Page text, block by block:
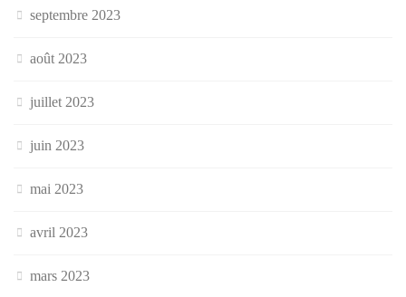
septembre 2023
août 2023
juillet 2023
juin 2023
mai 2023
avril 2023
mars 2023